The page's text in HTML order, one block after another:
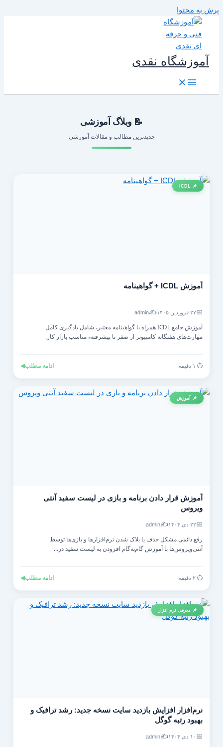
به محتوا
آموزشگاه نقدی
📝 وبلاگ آموزشی
جدیدترین مطالب و مقالات آموزشی
📌 ICDL
آموزش ICDL + گواهینامه
۲۷ فروردین ۱۴۰۵ ✍️
admin
آموزش جامع ICDL همراه با گواهینامه معتبر، شامل یادگیری کامل
مهارت‌های هفتگانه کامپیوتر از صفر تا پیشرفته، مناسب بازار کار.
ادامه مطلب◀
📌 آموزش
آموزش قرار دادن برنامه و بازی در لیست سفید آنتی‌
ویروس
۲۲ دی ۱۴۰۴ ✍️
admin
رفع دائمی مشکل حذف یا بلاک شدن نرم‌افزارها و بازی‌ها توسط
آنتی‌ویروس‌ها با آموزش گام‌به‌گام افزودن به لیست سفید در...
ادامه مطلب◀
📌 معرفی نرم افزار
نرم‌افزار افزایش بازدید سایت نسخه جدید: رشد ترافیک و
بهبود رتبه گوگل
۱۰ دی ۱۴۰۴ ✍️
admin